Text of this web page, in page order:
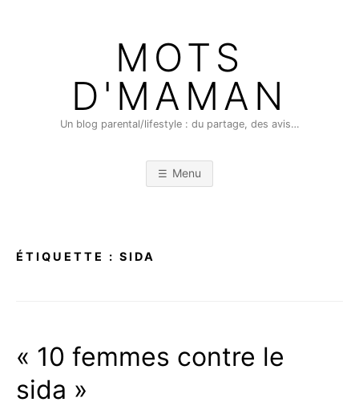
MOTS
D'MAMAN
Un blog parental/lifestyle : du partage, des avis…
Menu
ÉTIQUETTE : SIDA
« 10 femmes contre le
sida »